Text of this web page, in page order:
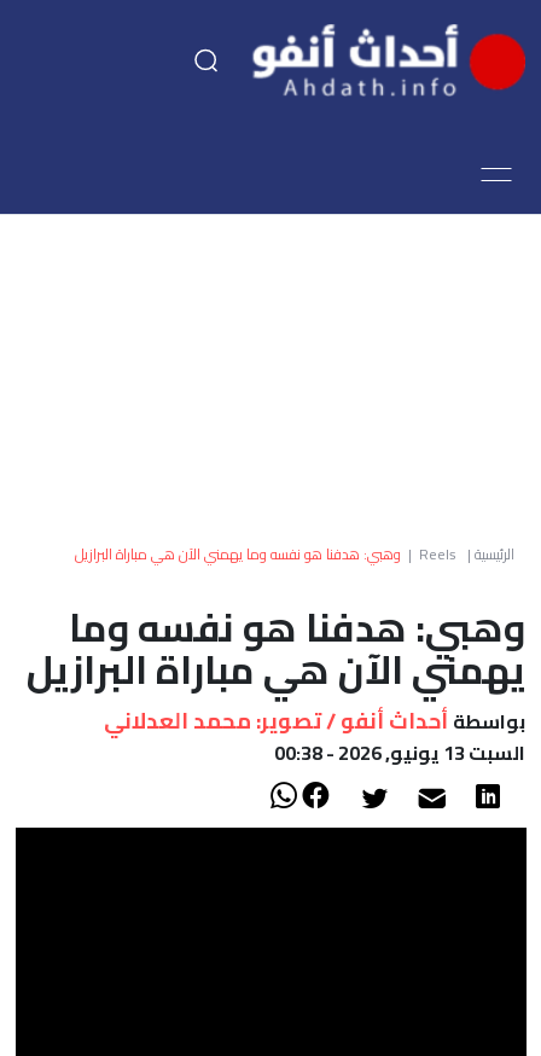
اقتصاد
العالم
أعمدة
الصحراء
الرئيسية|
Reels
| وهبي: هدفنا هو نفسه وما يهمني الآن هي مباراة البرازيل
وهبي: هدفنا هو نفسه وما
يهمني الآن هي مباراة البرازيل
بواسطة أحداث أنفو / تصوير: محمد العدلاني
السبت 13 يونيو, 2026 - 00:38